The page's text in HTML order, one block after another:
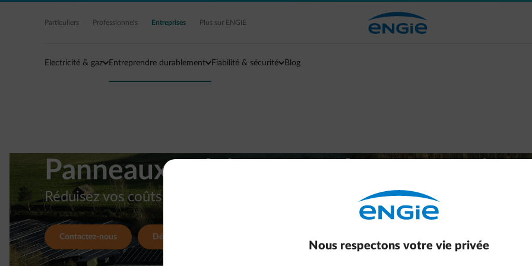
Acc�der au contenu principal
Particuliers Professionnels Entreprises Plus sur ENGIE
Electricité & gaz Entreprendre durablement Fiabilité & sécurité Blog
Panneaux solaires pour les entreprises
Réduisez vos coûts énergétiques
Contactez-nous Découvrez nos réalisations
Nous respectons votre vie privée